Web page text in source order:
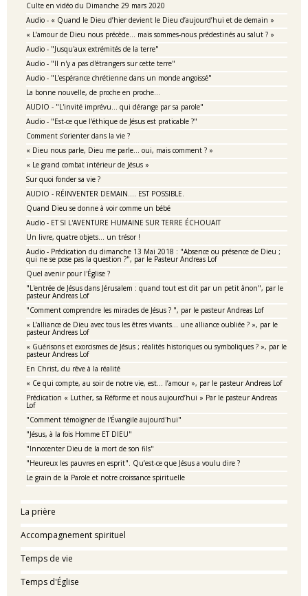
Culte en vidéo du Dimanche 29 mars 2020
Audio - « Quand le Dieu d’hier devient le Dieu d’aujourd’hui et de demain »
« L’amour de Dieu nous précède… mais sommes-nous prédestinés au salut ? »
Audio - "Jusqu'aux extrémités de la terre"
Audio - "Il n'y a pas d'étrangers sur cette terre"
Audio - "L'espérance chrétienne dans un monde angoissé"
La bonne nouvelle, de proche en proche…
AUDIO - "L'invité imprévu... qui dérange par sa parole"
Audio - "Est-ce que l'éthique de Jésus est praticable ?"
Comment s’orienter dans la vie ?
« Dieu nous parle, Dieu me parle… oui, mais comment ? »
« Le grand combat intérieur de Jésus »
Sur quoi fonder sa vie ?
AUDIO - RÉINVENTER DEMAIN.... EST POSSIBLE.
Quand Dieu se donne à voir comme un bébé
Audio - ET SI L'AVENTURE HUMAINE SUR TERRE ÉCHOUAIT
Un livre, quatre objets… un trésor !
Audio - Prédication du dimanche 13 Mai 2018 : "Absence ou présence de Dieu ;
qui ne se pose pas la question ?", par le Pasteur Andreas Lof
Quel avenir pour l'Église ?
"L'entrée de Jésus dans Jérusalem : quand tout est dit par un petit ânon", par le
pasteur Andreas Lof
"Comment comprendre les miracles de Jésus ? ", par le pasteur Andreas Lof
« L’alliance de Dieu avec tous les êtres vivants... une alliance oubliée ? », par le
pasteur Andreas Lof
« Guérisons et exorcismes de Jésus ; réalités historiques ou symboliques ? », par le
pasteur Andreas Lof
En Christ, du rêve à la réalité
« Ce qui compte, au soir de notre vie, est... l’amour », par le pasteur Andreas Lof
Prédication « Luther, sa Réforme et nous aujourd’hui » Par le pasteur Andreas
Lof
"Comment témoigner de l'Évangile aujourd'hui"
"Jésus, à la fois Homme ET DIEU"
"Innocenter Dieu de la mort de son fils"
"Heureux les pauvres en esprit". Qu’est-ce que Jésus a voulu dire ?
Le grain de la Parole et notre croissance spirituelle
La prière
Accompagnement spirituel
Temps de vie
Temps d'Église